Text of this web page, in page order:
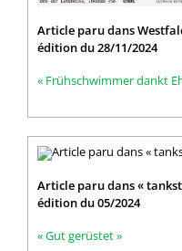
Article paru dans
édition du 28/11/2024
« Frühschwimmer dankt
Article paru dans «
édition du 05/2024
« Gut gerüstet »